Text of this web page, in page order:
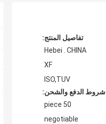
تفاصيل المنتج:
Hebei . CHINA
XF
ISO,TUV
شروط الدفع والشحن:
50 piece
negotiable